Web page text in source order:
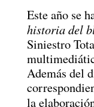
Este año se
historia del
Siniestro
Además del
la